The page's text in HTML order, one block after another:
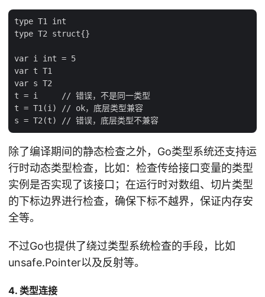
type T1 int
type T2 struct{}
var i int = 5
var t T1
var s T2
t = i     // 错误，不是同一类型
t = T1(i) // ok，底层类型兼容
除了编译期间的静态检查之外，Go类型系统还支持运
行时动态类型检查，比如：检查传给接口变量的类型
实例是否实现了该接口；在运行时对数组、切片类型
的下标边界进行检查，确保下标不越界，保证内存安
全等。
不过Go也提供了绕过类型系统检查的手段，比如
unsafe.Pointer以及反射等。
4. 类型连接